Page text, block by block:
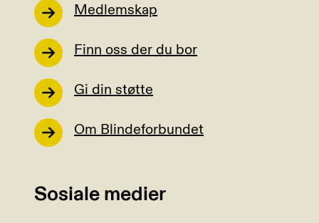
Medlemskap
Finn oss der du bor
Gi din støtte
Om Blindeforbundet
Sosiale medier